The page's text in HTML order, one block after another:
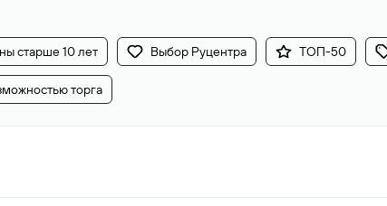
старше 10 лет Выбор Руцентра ТОП-50
торга